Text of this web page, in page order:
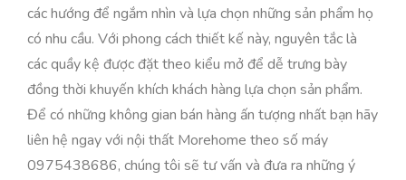
các hướng để ngắm nhìn và lựa chọn những sản phẩm họ
có nhu cầu. Với phong cách thiết kế này, nguyên tắc là
các quầy kệ được đặt theo kiểu mở để dễ trưng bày
đồng thời khuyến khích khách hàng lựa chọn sản phẩm.
Để có những không gian bán hàng ấn tượng nhất bạn hãy
liên hệ ngay với nội thất Morehome theo số máy
0975438686, chúng tôi sẽ tư vấn và đưa ra những ý